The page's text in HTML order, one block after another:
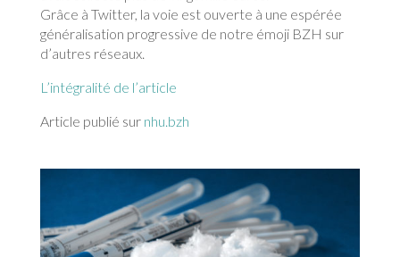
Grâce à Twitter, la voie est ouverte à une espérée
généralisation progressive de notre émoji BZH sur
d’autres réseaux.
L’intégralité de l’article
Article publié sur nhu.bzh